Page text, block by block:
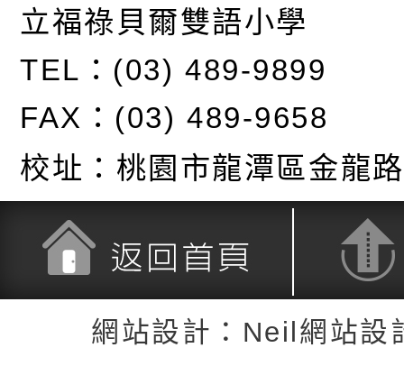
立福祿貝爾雙語小學
TEL：(03) 489-9899
FAX：(03) 489-9658
校址： 桃園市龍潭區金龍
返回首頁 返回頂端
網站設計：Neil網站設